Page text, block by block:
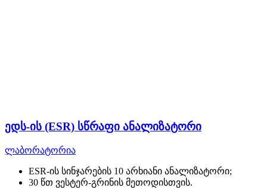
ედს-ის (ESR) სწრაფი ანალიზატორი
ლაბორატორია
ESR-ის სინჯარების 10 არხიანი ანალიზატორი;
30 წთ ვესტერ-გრინის მეთოდისთვის.